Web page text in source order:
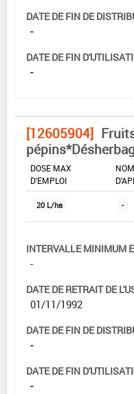
DATE DE FIN DE
-
DATE DE FIN
-
[12605904]
DOSE MAX
D'EMPLOI
20 L/ha -
INTERVALLE MINIMUM
-
DATE DE RETRAIT DE
01/11/1992
DATE DE FIN DE
-
DATE DE FIN
-